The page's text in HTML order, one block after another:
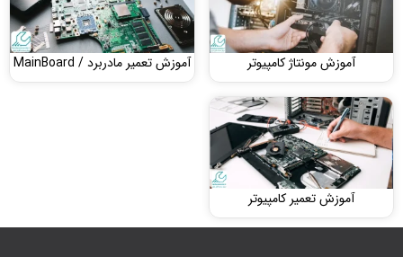
آموزش مونتاژ کامپیوتر آموزش تعمیر مادربرد / MainBoard
آموزش تعمیر کامپیوتر